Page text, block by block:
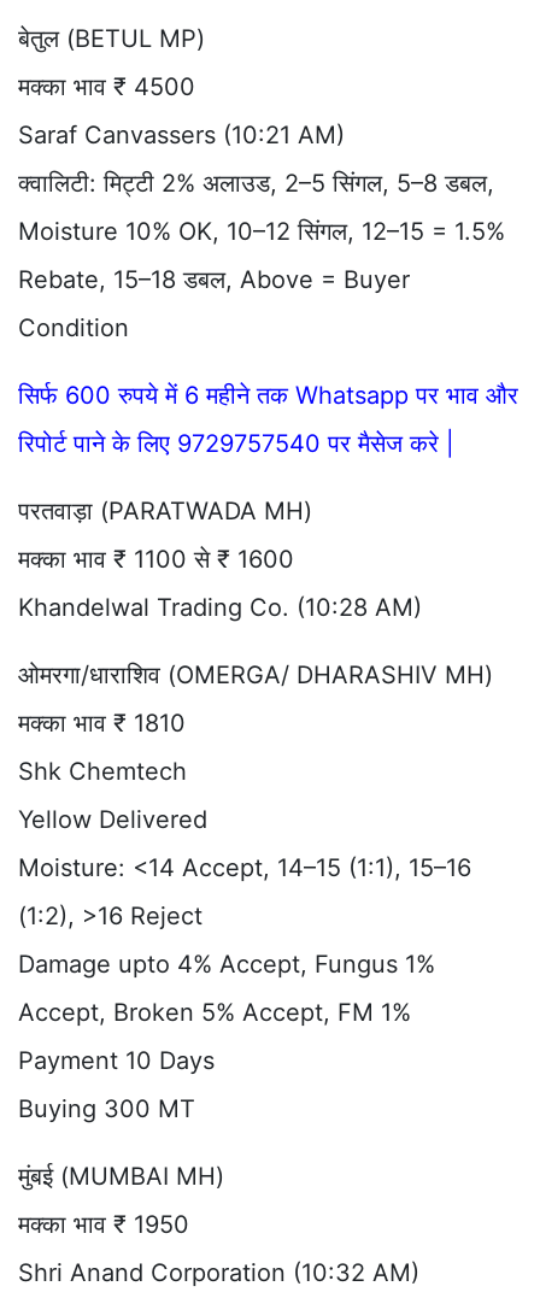
बेतुल (BETUL MP)
मक्का भाव ₹ 4500
Saraf Canvassers (10:21 AM)
क्वालिटी: मिट्टी 2% अलाउड, 2–5 सिंगल, 5–8 डबल,
Moisture 10% OK, 10–12 सिंगल, 12–15 = 1.5%
Rebate, 15–18 डबल, Above = Buyer
Condition
सिर्फ 600 रुपये में 6 महीने तक Whatsapp पर भाव और
रिपोर्ट पाने के लिए 9729757540 पर मैसेज करे |
परतवाड़ा (PARATWADA MH)
मक्का भाव ₹ 1100 से ₹ 1600
Khandelwal Trading Co. (10:28 AM)
ओमरगा/धाराशिव (OMERGA/ DHARASHIV MH)
मक्का भाव ₹ 1810
Shk Chemtech
Yellow Delivered
Moisture: <14 Accept, 14–15 (1:1), 15–16
(1:2), >16 Reject
Damage upto 4% Accept, Fungus 1%
Accept, Broken 5% Accept, FM 1%
Payment 10 Days
Buying 300 MT
मुंबई (MUMBAI MH)
मक्का भाव ₹ 1950
Shri Anand Corporation (10:32 AM)